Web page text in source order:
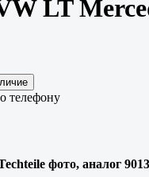
LT
телефону
фото, аналог